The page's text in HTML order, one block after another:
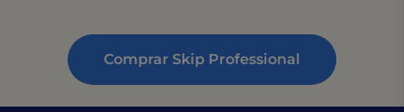
Comprar Skip Professional